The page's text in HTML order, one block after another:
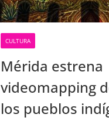
CULTURA
Mérida estrena
videomapping
los pueblos